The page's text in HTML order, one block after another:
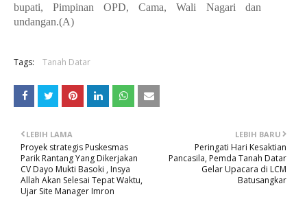
bupati, Pimpinan OPD, Cama, Wali Nagari dan
undangan.(A)
Tags: Tanah Datar
LEBIH BARU
Peringati Hari Kesaktian
Pancasila, Pemda Tanah Datar
Gelar Upacara di LCM
Batusangkar
LEBIH LAMA
Proyek strategis Puskesmas
Parik Rantang Yang Dikerjakan
CV Dayo Mukti Basoki , Insya
Allah Akan Selesai Tepat Waktu,
Ujar Site Manager Imron